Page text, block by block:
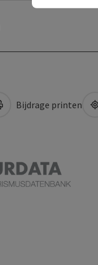
Bijdrage printen